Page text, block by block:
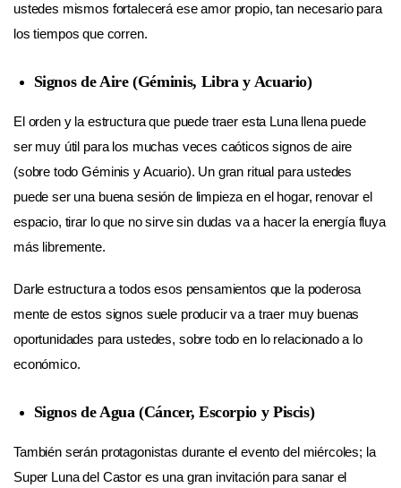
ustedes mismos fortalecerá ese amor propio, tan necesario para
los tiempos que corren.
Signos de Aire (Géminis, Libra y Acuario)
El orden y la estructura que puede traer esta Luna llena puede
ser muy útil para los muchas veces caóticos signos de aire
(sobre todo Géminis y Acuario). Un gran ritual para ustedes
puede ser una buena sesión de limpieza en el hogar, renovar el
espacio, tirar lo que no sirve sin dudas va a hacer la energía fluya
más libremente.
Darle estructura a todos esos pensamientos que la poderosa
mente de estos signos suele producir va a traer muy buenas
oportunidades para ustedes, sobre todo en lo relacionado a lo
económico.
Signos de Agua (Cáncer, Escorpio y Piscis)
También serán protagonistas durante el evento del miércoles; la
Super Luna del Castor es una gran invitación para sanar el